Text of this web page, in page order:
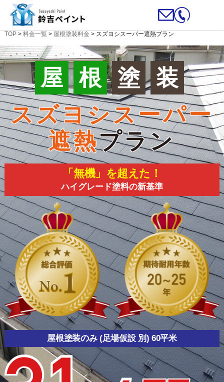
TOP> 料金一覧> 屋根塗装料金 > スズヨシスーパー遮熱プラン
屋 根 塗
装
スズヨシスーパー
遮熱プラン
「無機」を超えた！
ハイグレード塗料の新基準
屋根塗装のみ (足場仮設 別) 60平米